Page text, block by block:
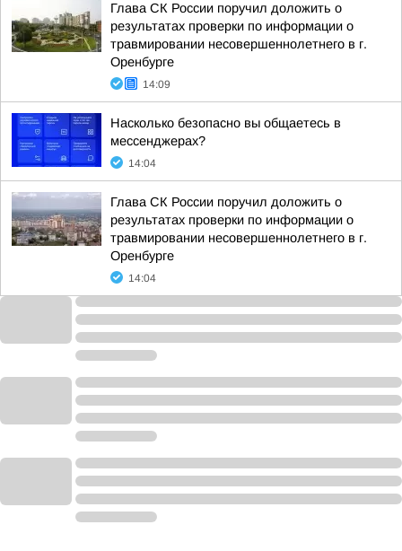
Глава СК России поручил доложить о
результатах проверки по информации о
травмировании несовершеннолетнего в г.
Оренбурге
14:09
Насколько безопасно вы общаетесь в
мессенджерах?
14:04
Глава СК России поручил доложить о
результатах проверки по информации о
травмировании несовершеннолетнего в г.
Оренбурге
14:04